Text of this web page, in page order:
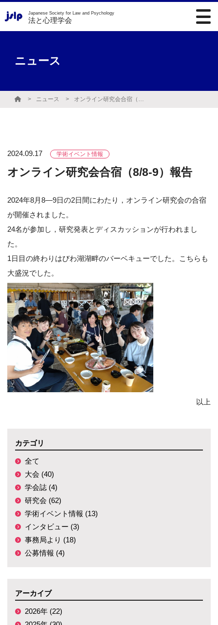
Japanese Society for Law and Psychology
法と心理学会
ニュース
ニュース オンライン研究会合宿（8/8-9）報告
2024.09.17 学術イベント情報
オンライン研究会合宿（8/8-9）報告
2024年8月8—9日の2日間にわたり，オンライン研究会の合宿
が開催されました。
24名が参加し，研究発表とディスカッションが行われまし
た。
1日目の終わりはびわ湖湖畔のバーベキューでした。こちらも
大盛況でした。
以上
カテゴリ
全て
大会 (40)
学会誌 (4)
研究会 (62)
学術イベント情報 (13)
インタビュー (3)
事務局より (18)
公募情報 (4)
アーカイブ
2026年 (22)